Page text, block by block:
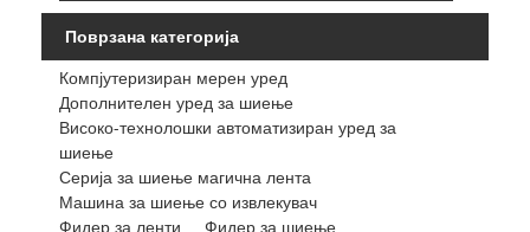
Поврзана категорија
Компјутеризиран мерен уред
Дополнителен уред за шиење
Високо-технолошки автоматизиран уред за
шиење
Серија за шиење магична лента
Машина за шиење со извлекувач
Фидер за ленти
Фидер за шиење